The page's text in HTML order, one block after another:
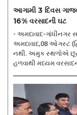
આગામી 3 દિવસ
16% વરસાદની ઘટ
- અમદાવાદ-ગાંધીનગર
અમદાવાદ,08 ઓગસ્ટ (હિ.સ.) હાલ રાજ્યમાં નોંધપાત્ર
નથી. અમુક સ્થળોએ
હળવાથી મધ્યમ